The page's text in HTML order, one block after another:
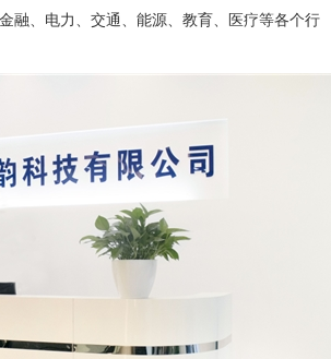
融、电力、交通、能源、教育、医疗等各个行